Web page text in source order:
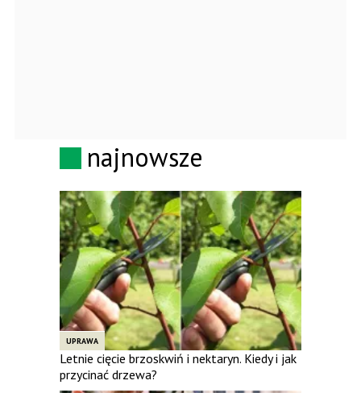
najnowsze
UPRAWA
Letnie cięcie brzoskwiń i nektaryn. Kiedy i jak
przycinać drzewa?